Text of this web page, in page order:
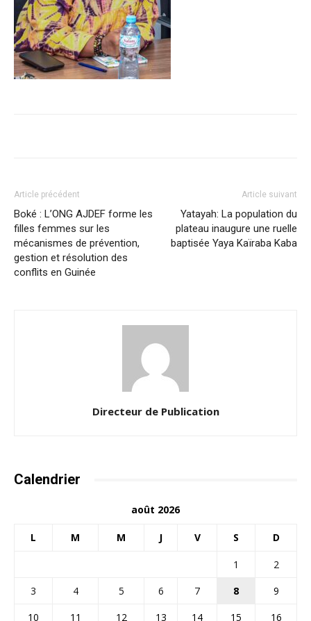
Article précédent
Boké : L’ONG AJDEF forme les
filles femmes sur les
mécanismes de prévention,
gestion et résolution des
conflits en Guinée
Article suivant
Yatayah: La population du
plateau inaugure une ruelle
baptisée Yaya Kaïraba Kaba
Directeur de Publication
Calendrier
août 2026
L M M J V S D
1
2
3
4 5 6 7 8
9
10
11 12 13 14 15 16